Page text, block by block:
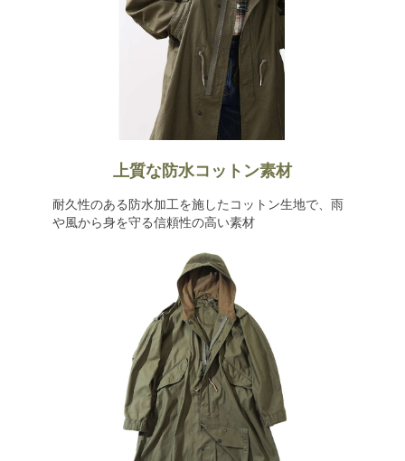
上質な防水コットン素材
耐久性のある防水加工を施したコットン生地で、雨
や風から身を守る信頼性の高い素材